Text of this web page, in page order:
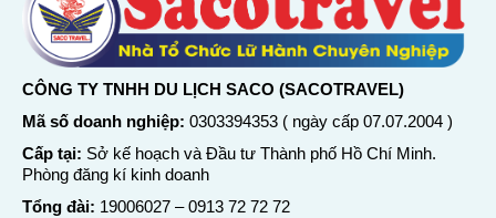
CÔNG TY TNHH DU LỊCH SACO (SACOTRAVEL)
Mã số doanh nghiệp: 0303394353 ( ngày cấp 07.07.2004 )
Cấp tại: Sở kế hoạch và Đầu tư Thành phố Hồ Chí Minh.
Phòng đăng kí kinh doanh
Tổng đài: 19006027 –0913 72 72 72